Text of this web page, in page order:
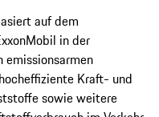
auf dem
in der
Kraft- und
sowie weitere